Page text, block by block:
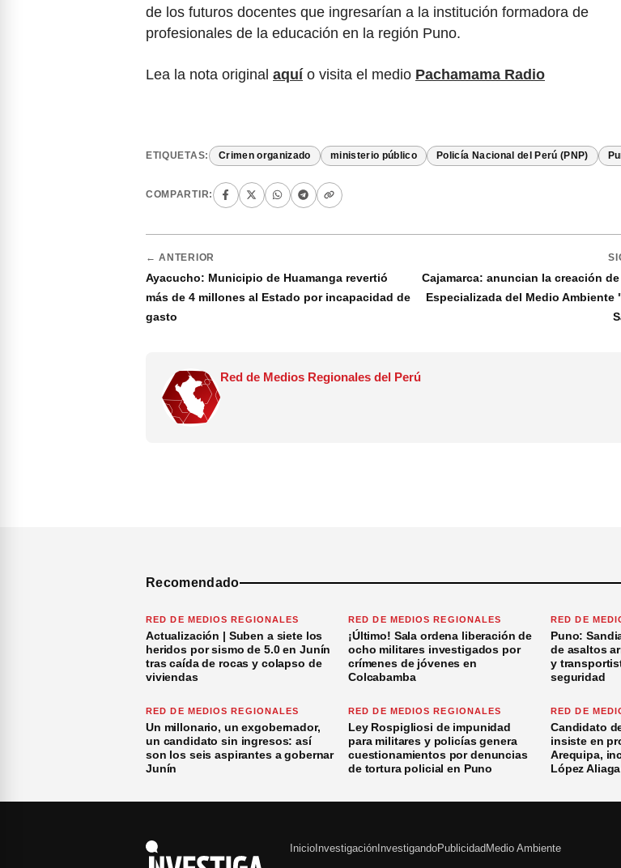
de los futuros docentes que ingresarían a la institución formadora de
profesionales de la educación en la región Puno.
Lea la nota original aquío visita el medio Pachamama Radio
ETIQUETAS: Crimen organizado ministerio público Policía Nacional del Perú (PNP)
COMPARTIR:
← ANTERIOR
Ayacucho: Municipio de Huamanga revertió
más de 4 millones al Estado por incapacidad de
gasto
Cajamarca: anuncian la creación
Especializada del Medio Ambiente
Red de Medios Regionales del Perú
Recomendado
RED DE MEDIOS REGIONALES
Actualización | Suben a siete los
heridos por sismo de 5.0 en Junín
tras caída de rocas y colapso de
viviendas
RED DE MEDIOS REGIONALES
¡Último! Sala ordena liberación de
ocho militares investigados por
crímenes de jóvenes en
Colcabamba
RED DE
Puno:
de asaltos
y
seguridad
RED DE MEDIOS REGIONALES
Un millonario, un exgobernador,
un candidato sin ingresos: así
son los seis aspirantes a gobernar
Junín
RED DE MEDIOS REGIONALES
Ley Rospigliosi de impunidad
para militares y policías genera
cuestionamientos por denuncias
de tortura policial en Puno
RED DE
Candidato
insiste en
Arequipa,
López Aliaga
Inicio Investigación InvestigandoPublicidad Medio Ambiente